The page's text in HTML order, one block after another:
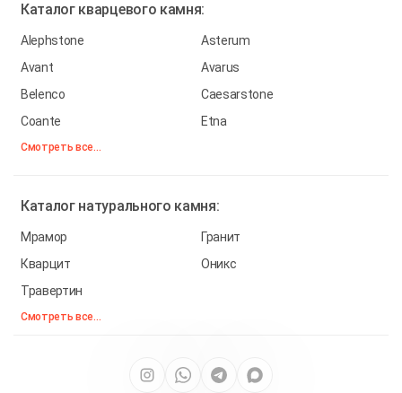
Каталог кварцевого камня:
Alephstone
Asterum
Avant
Avarus
Belenco
Caesarstone
Coante
Etna
Смотреть все...
Каталог натурального камня:
Мрамор
Гранит
Кварцит
Оникс
Травертин
Смотреть все...